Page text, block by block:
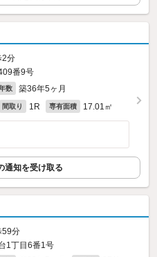
2分
番9号
数 築36年5ヶ月
間取り 1R 専有面積 17.01㎡
通知を受け取る
59分
1丁目6番1号